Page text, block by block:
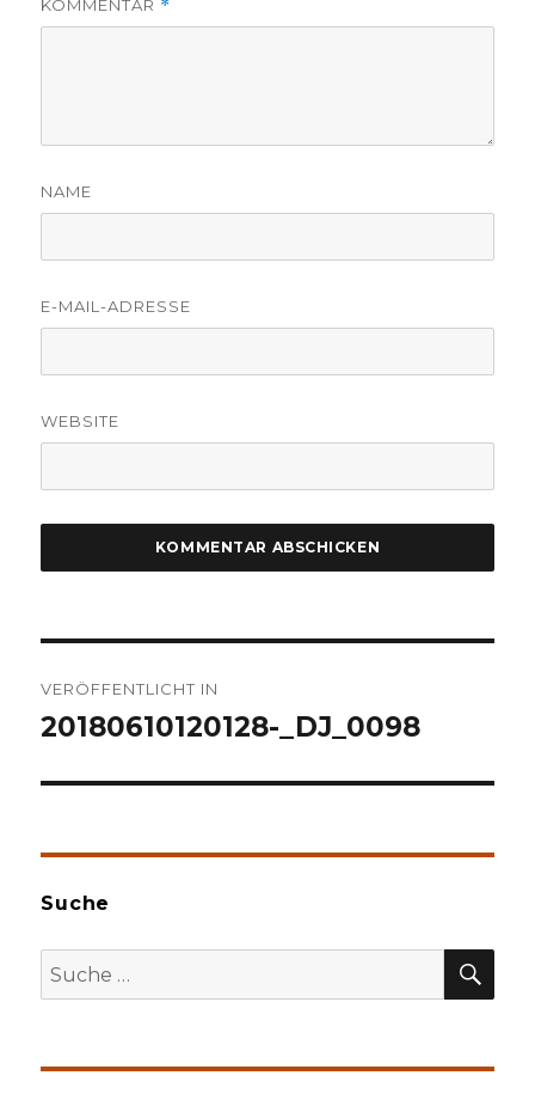
KOMMENTAR *
NAME
E-MAIL-ADRESSE
WEBSITE
VERÖFFENTLICHT IN
20180610120128-_DJ_0098
Suche
Suche
nach: